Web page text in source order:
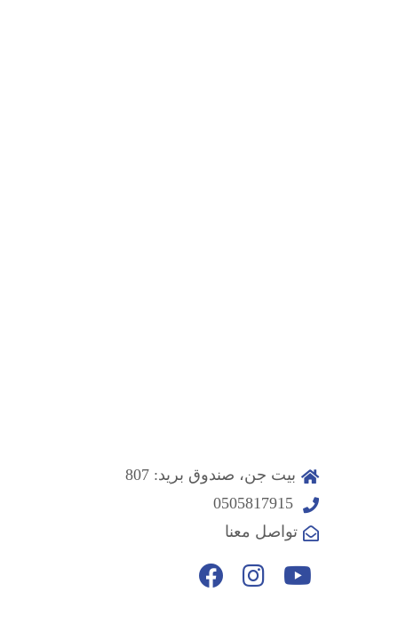
بيت جن، صندوق بريد: 807
تواصل معنا